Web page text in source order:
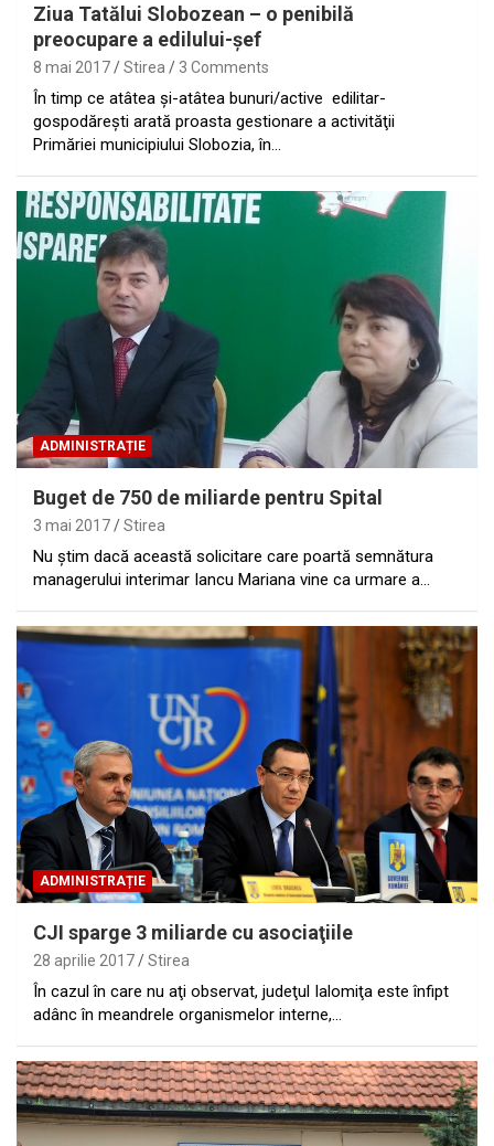
Ziua Tatălui Slobozean – o penibilă
preocupare a edilului-şef
8 mai 2017 Stirea 3 Comments
În timp ce atâtea şi-atâtea bunuri/active edilitar-
gospodăreşti arată proasta gestionare a activităţii
Primăriei municipiului Slobozia, în…
ADMINISTRAȚIE
Buget de 750 de miliarde pentru Spital
3 mai 2017 Stirea
Nu ştim dacă această solicitare care poartă semnătura
managerului interimar Iancu Mariana vine ca urmare a…
ADMINISTRAȚIE
CJI sparge 3 miliarde cu asociaţiile
28 aprilie 2017 Stirea
În cazul în care nu aţi observat, judeţul Ialomiţa este înfipt
adânc în meandrele organismelor interne,…